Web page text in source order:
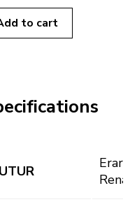
to cart
Erardi,